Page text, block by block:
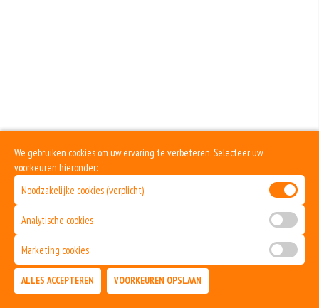
We gebruiken cookies om uw ervaring te verbeteren. Selecteer uw
voorkeuren hieronder:
Noodzakelijke cookies (verplicht)
Analytische cookies
Marketing cookies
ALLES ACCEPTEREN VOORKEUREN OPSLAAN